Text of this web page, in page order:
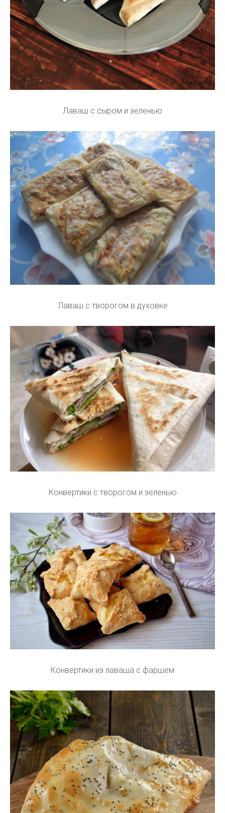
Лаваш с сыром и зеленью
Лаваш с творогом в духовке
Конвертики с творогом и зеленью
Конвертики из лаваша с фаршем